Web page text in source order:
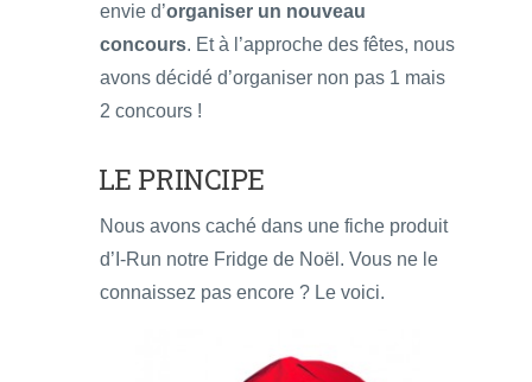
envie d’organiser un nouveau
concours. Et à l’approche des fêtes, nous
avons décidé d’organiser non pas 1 mais
2 concours !
LE PRINCIPE
Nous avons caché dans une fiche produit
d’I-Run notre Fridge de Noël. Vous ne le
connaissez pas encore ? Le voici.